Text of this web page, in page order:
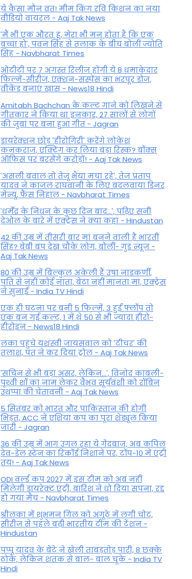
ये कैसा मौन व्रत! मीम किंग रवि किशन का नया
वीडियो वायरल - Aaj Tak News
'मैं भी एक औरत हूं, मेरा भी मन होता है कि एक
बच्चा हो', पवन सिंह से तलाक के बीच बोलीं ज्योति
सिंह - Navbharat Times
ओटीटी पर 7 अगस्त रिलीज होंगी ये 8 धमाकेदार
फिल्में-सीरीज, एक्शन-सस्पेंस का भरपूर डोज,
वीकेंड बनाएं खास - News18 Hindi
Amitabh Bachchan के कल्ट गाने को लिखने से
गीतकार ने किया था इनकार, 27 सालों से लोगों
की जुबां पर बना हुआ गीत - Jagran
डायरेक्शन छोड़ 'हीरोगिरी' करेंगे लोकेश
कनकराज, एक्टिंग कर लिया बड़ा रिस्क? बॉक्स
ऑफिस पर बरसेंगे करोड़ों! - Aaj Tak News
'असली बवाल तो तेजू भैया मचा रहे', तेज प्रताप
यादव ने काजल राघवानी के लिए बदलवाया डिनर
मेन्यू, फैंस न‍िहाल - Navbharat Times
'धर्मेंद्र के निधन के कुछ दिन बाद...', पढ़िए सनी
देओल के बारे में एक्ट्रेस ने क्या कहा - Hindustan
42 की उम्र में तीसरी बार मां बनने वाली हैं भारती
सिंह? बेबी बंप देख चौंके लोग, बोलीं- गुड न्यूज -
Aaj Tak News
80 की उम्र में बिल्कुल अकेली हैं उषा नाडकर्णी,
पति से नहीं कोई नाता, बेटा नहीं मानता मां, एक्ट्रेस
ने सुनाई - India TV Hindi
एक ही घटना पर बनी 5 फिल्में, 3 हुईं फ्लॉप तो
एक बन गई कल्ट, 1 में थे 50 से भी ज्यादा हीरो-
हीरोइन - News18 Hindi
लंका पहुंचे यशस्वी जायसवाल को 'टीचर' की
तलाश, पंत ने कर द‍िया ट्रोल - Aaj Tak News
'सचिन से भी बड़ा असर, लेकिन...', व‍िनोद कांबली-
पृथ्वी शॉ का नाम लेकर वैभव सूर्यवंशी को रॉबिन
उथप्पा की चेतावनी - Aaj Tak News
5 सितंबर को भारत और पाकिस्‍तान की होगी
भिड़ंत, ACC ने एशिया कप का पूरा शेड्यूल किया
जारी - Jagran
36 की उम्र में आग उगल रहा ये गेंदबाज, अब कपिल
देव-डेल स्टेन का रिकॉर्ड निशाने पर, टॉप-10 में एंट्री
तय! - Aaj Tak News
ODI वर्ल्ड कप 2027 में इस टीम को अब नहीं
मिलेगी डायरेक्ट एंट्री, बारिश ने धो दिया सपना, रद्द
हो गया मैच - Navbharat Times
श्रीलंका में शुभमन गिल को अंगूठे में लगी चोट,
सीरीज से पहले बढ़ी भारतीय टीम की टेंशन -
Hindustan
पप्पू यादव के बेटे ने खेली ताबड़तोड़ पारी, 8 छक्के
ठोके, लेकिन शतक से बाल- बाल चूके - India TV
Hindi